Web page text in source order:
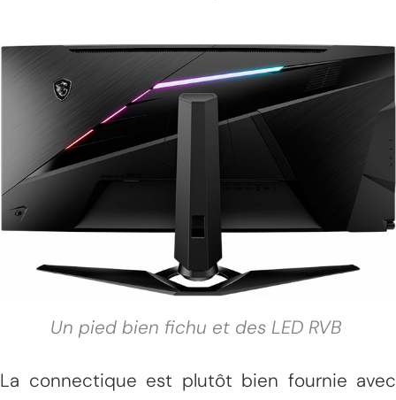
Un pied bien fichu et des LED RVB
La connectique est plutôt bien fournie avec